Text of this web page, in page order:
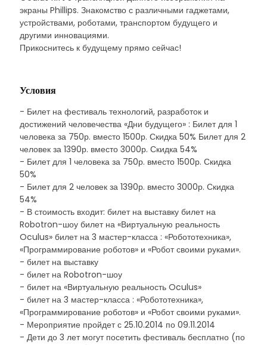
экраны Phillips. Знакомство с различными гаджетами,
устройствами, роботами, транспортом будущего и
другими инновациями.
Прикоснитесь к будущему прямо сейчас!
Условия
- Билет на фестиваль технологий, разработок и
достижений человечества «Дни будущего» : Билет для 1
человека за 750р. вместо 1500р. Скидка 50% Билет для 2
человек за 1390р. вместо 3000р. Скидка 54%
- Билет для 1 человека за 750р. вместо 1500р. Скидка
50%
- Билет для 2 человек за 1390р. вместо 3000р. Скидка
54%
- В стоимость входит: билет на выставку билет на
Robotron-шоу билет на «Виртуальную реальность
Oculus» билет на 3 мастер-класса : «Робототехника»,
«Программирование роботов» и «Робот своими руками».
- билет на выставку
- билет на Robotron-шоу
- билет на «Виртуальную реальность Oculus»
- билет на 3 мастер-класса : «Робототехника»,
«Программирование роботов» и «Робот своими руками».
- Мероприятие пройдет с 25.10.2014 по 09.11.2014
- Дети до 3 лет могут посетить фестиваль бесплатно (по